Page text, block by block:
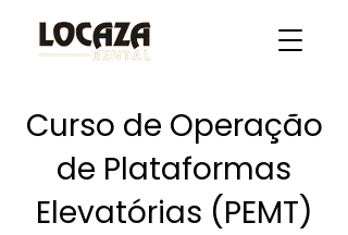
Curso de Operação
de Plataformas
Elevatórias (PEMT)